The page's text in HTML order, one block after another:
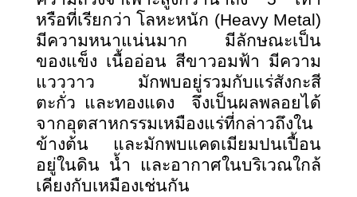
หรือที่เรียกว่า โลหะหนัก (Heavy Metal)
มีความหนาแน่นมาก มีลักษณะเป็น
ของแข็ง เนื้ออ่อน สีขาวอมฟ้า มีความ
แวววาว มักพบอยู่รวมกับแร่สังกะสี
ตะกั่ว และทองแดง จึงเป็นผลพลอยได้
จากอุตสาหกรรมเหมืองแร่ที่กล่าวถึงใน
ข้างต้น และมักพบแคดเมียมปนเปื้อน
อยู่ในดิน น้ำ และอากาศในบริเวณใกล้
เคียงกับเหมืองเช่นกัน